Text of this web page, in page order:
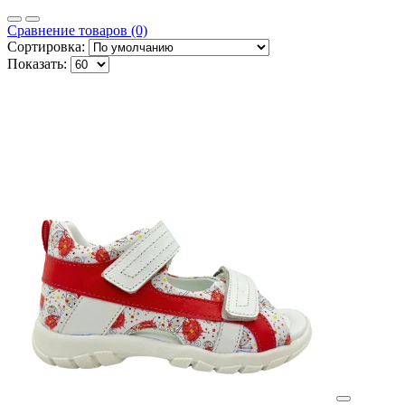
Сравнение товаров (0)
Сортировка:
Показать: